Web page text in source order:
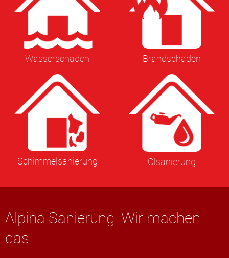
Wasserschaden Brandschaden
Schimmelsanierung Ölsanierung
Alpina Sanierung. Wir machen
das.